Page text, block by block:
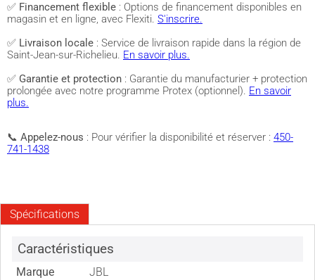
✅ Financement flexible : Options de financement disponibles en
magasin et en ligne, avec Flexiti. S'inscrire.
✅ Livraison locale : Service de livraison rapide dans la région de
Saint-Jean-sur-Richelieu. En savoir plus.
✅ Garantie et protection : Garantie du manufacturier + protection
prolongée avec notre programme Protex (optionnel). En savoir
plus.
📞 Appelez-nous : Pour vérifier la disponibilité et réserver : 450-
741-1438
Spécifications
Caractéristiques
Marque
JBL